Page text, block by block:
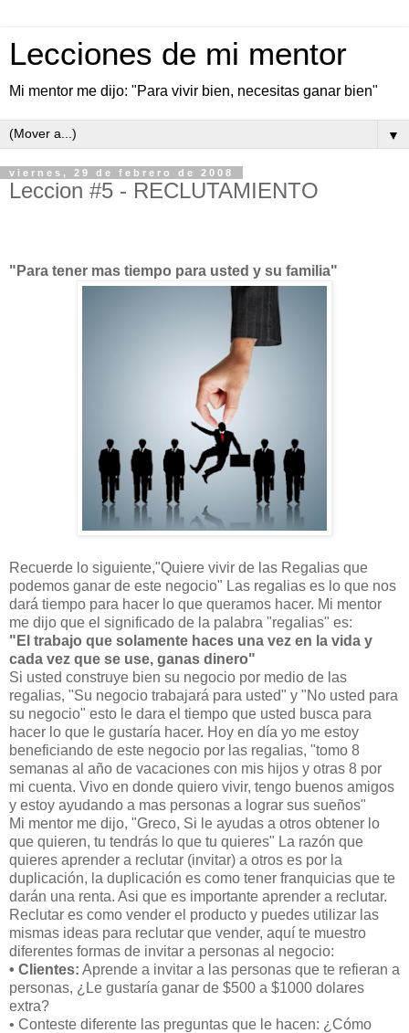
Lecciones de mi mentor
Mi mentor me dijo: "Para vivir bien, necesitas ganar bien"
▼
viernes, 29 de febrero de 2008
Leccion #5 - RECLUTAMIENTO
"Para tener mas tiempo para usted y su familia"
Recuerde lo siguiente,"Quiere vivir de las Regalias que
podemos ganar de este negocio" Las regalias es lo que nos
dará tiempo para hacer lo que queramos hacer. Mi mentor
me dijo que el significado de la palabra "regalias" es:
"El trabajo que solamente haces una vez en la vida y
cada vez que se use, ganas dinero"
Si usted construye bien su negocio por medio de las
regalias, "Su negocio trabajará para usted" y "No usted para
su negocio" esto le dara el tiempo que usted busca para
hacer lo que le gustaría hacer. Hoy en día yo me estoy
beneficiando de este negocio por las regalias, "tomo 8
semanas al año de vacaciones con mis hijos y otras 8 por
mi cuenta. Vivo en donde quiero vivir, tengo buenos amigos
y estoy ayudando a mas personas a lograr sus sueños"
Mi mentor me dijo, "Greco, Si le ayudas a otros obtener lo
que quieren, tu tendrás lo que tu quieres" La razón que
quieres aprender a reclutar (invitar) a otros es por la
duplicación, la duplicación es como tener franquicias que te
darán una renta. Asi que es importante aprender a reclutar.
Reclutar es como vender el producto y puedes utilizar las
mismas ideas para reclutar que vender, aquí te muestro
diferentes formas de invitar a personas al negocio:
• Clientes: Aprende a invitar a las personas que te refieran a
personas, ¿Le gustaría ganar de $500 a $1000 dolares
extra?
• Conteste diferente las preguntas que le hacen: ¿Cómo